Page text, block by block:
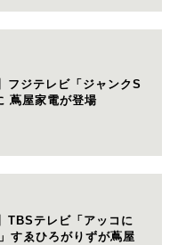
フジテレビ「ジャンクS
蔦屋家電が登場
TBSテレビ「アッコに
すゑひろがりずが蔦屋